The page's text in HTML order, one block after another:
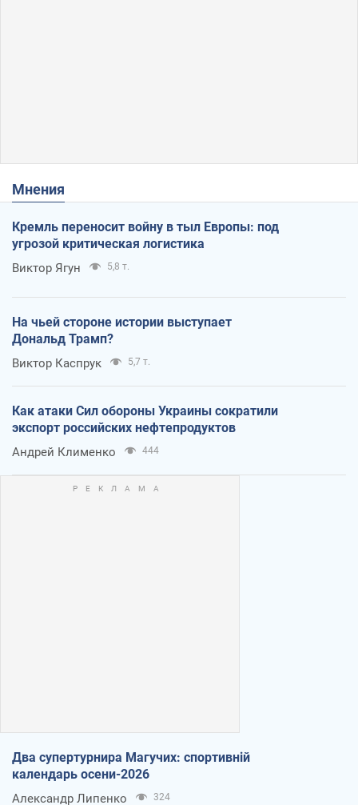
Мнения
Кремль переносит войну в тыл Европы: под
угрозой критическая логистика
Виктор Ягун 5,8 т.
На чьей стороне истории выступает
Дональд Трамп?
Виктор Каспрук 5,7 т.
Как атаки Сил обороны Украины сократили
экспорт российских нефтепродуктов
Андрей Клименко 444
Два супертурнира Магучих: спортивній
календарь осени-2026
Александр Липенко 324